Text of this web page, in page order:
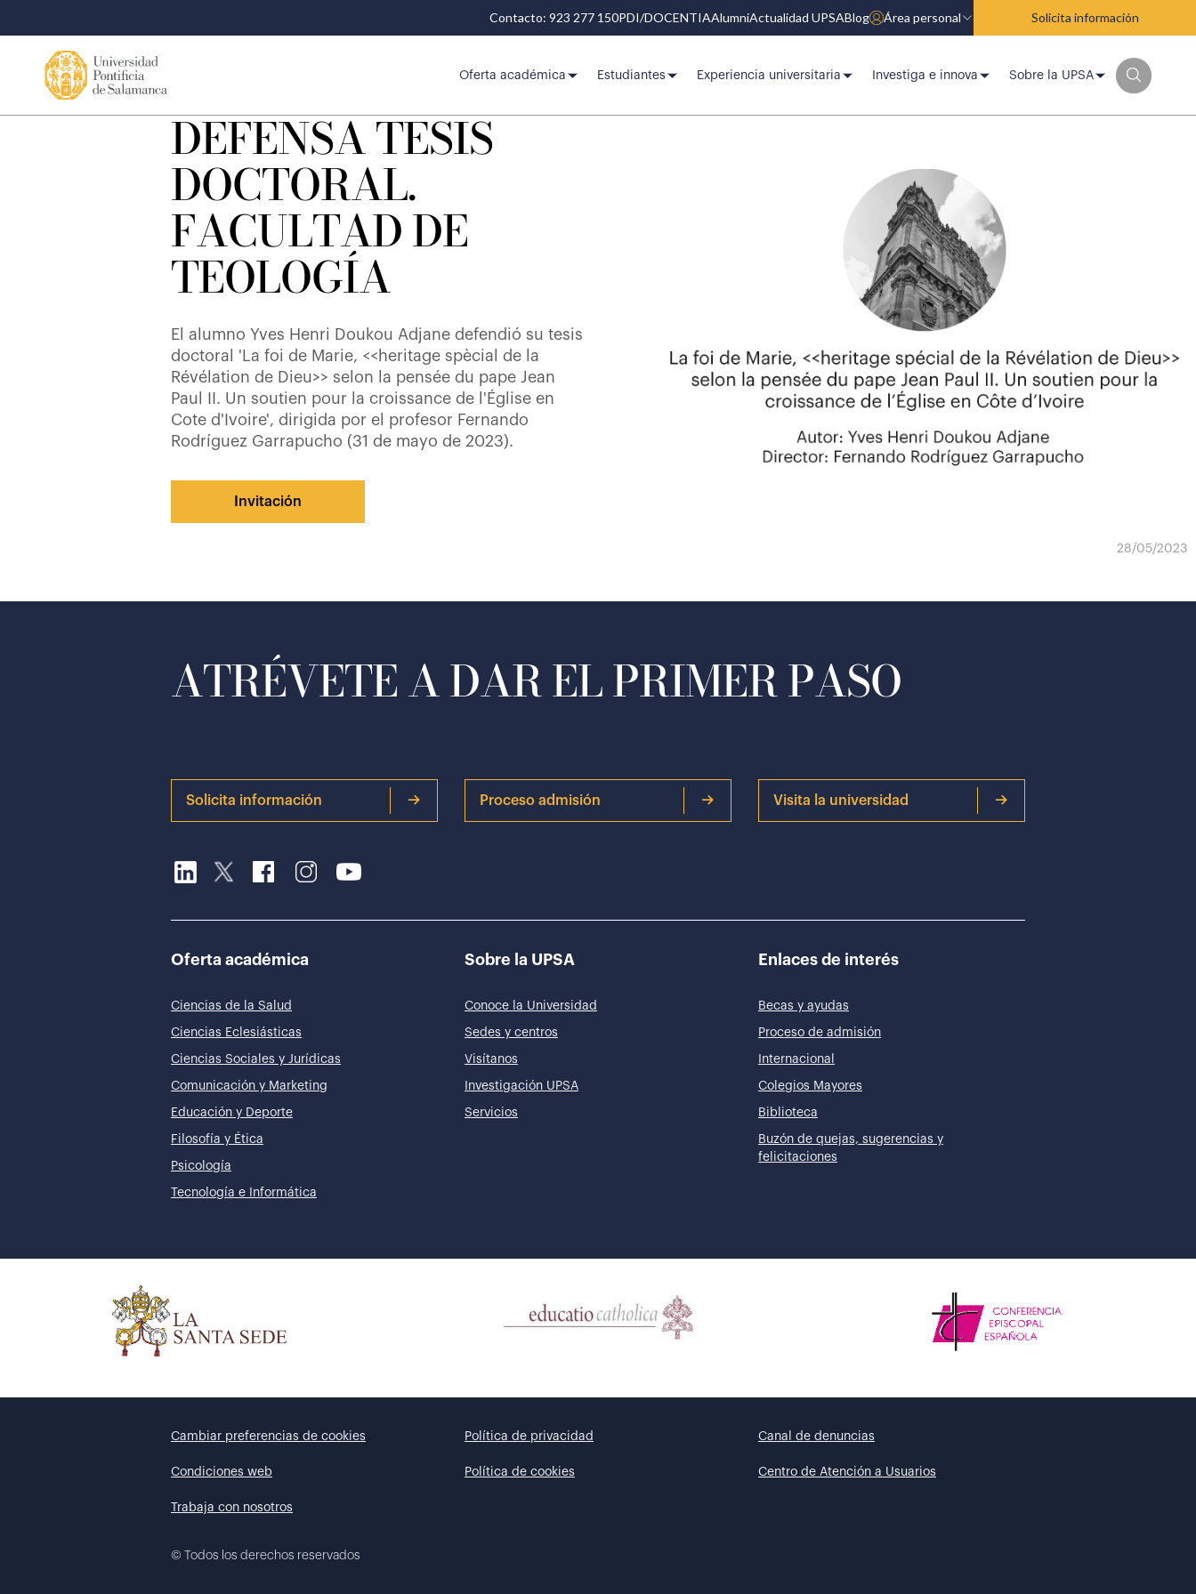
Contacto: 923 277 150PDI/DOCENTIAAlumniActualidad UPSABlog Área personal Solicita información
Oferta académica Estudiantes Experiencia universitaria Investiga e innova Sobre la UPSA
DEFENSA TESIS
DOCTORAL.
FACULTAD DE
TEOLOGÍA
El alumno Yves Henri Doukou Adjane defendió su tesis
doctoral 'La foi de Marie, <<heritage spècial de la
Révélation de Dieu>> selon la pensée du pape Jean
Paul II. Un soutien pour la croissance de l'Église en
Cote d'Ivoire', dirigida por el profesor Fernando
Rodríguez Garrapucho (31 de mayo de 2023).
Invitación
28/05/2023
ATRÉVETE A DAR EL PRIMER PASO
Solicita información Proceso admisión Visita la universidad
Oferta académica
Ciencias de la Salud
Ciencias Eclesiásticas
Ciencias Sociales y Jurídicas
Comunicación y Marketing
Educación y Deporte
Filosofía y Ética
Psicología
Tecnología e Informática
Sobre la UPSA
Conoce la Universidad
Sedes y centros
Visítanos
Investigación UPSA
Servicios
Enlaces de interés
Becas y ayudas
Proceso de admisión
Internacional
Colegios Mayores
Biblioteca
Buzón de quejas, sugerencias y
felicitaciones
Cambiar preferencias de cookies Política de privacidad Canal de denuncias
Condiciones web Política de cookies Centro de Atención a Usuarios
Trabaja con nosotros
© Todos los derechos reservados